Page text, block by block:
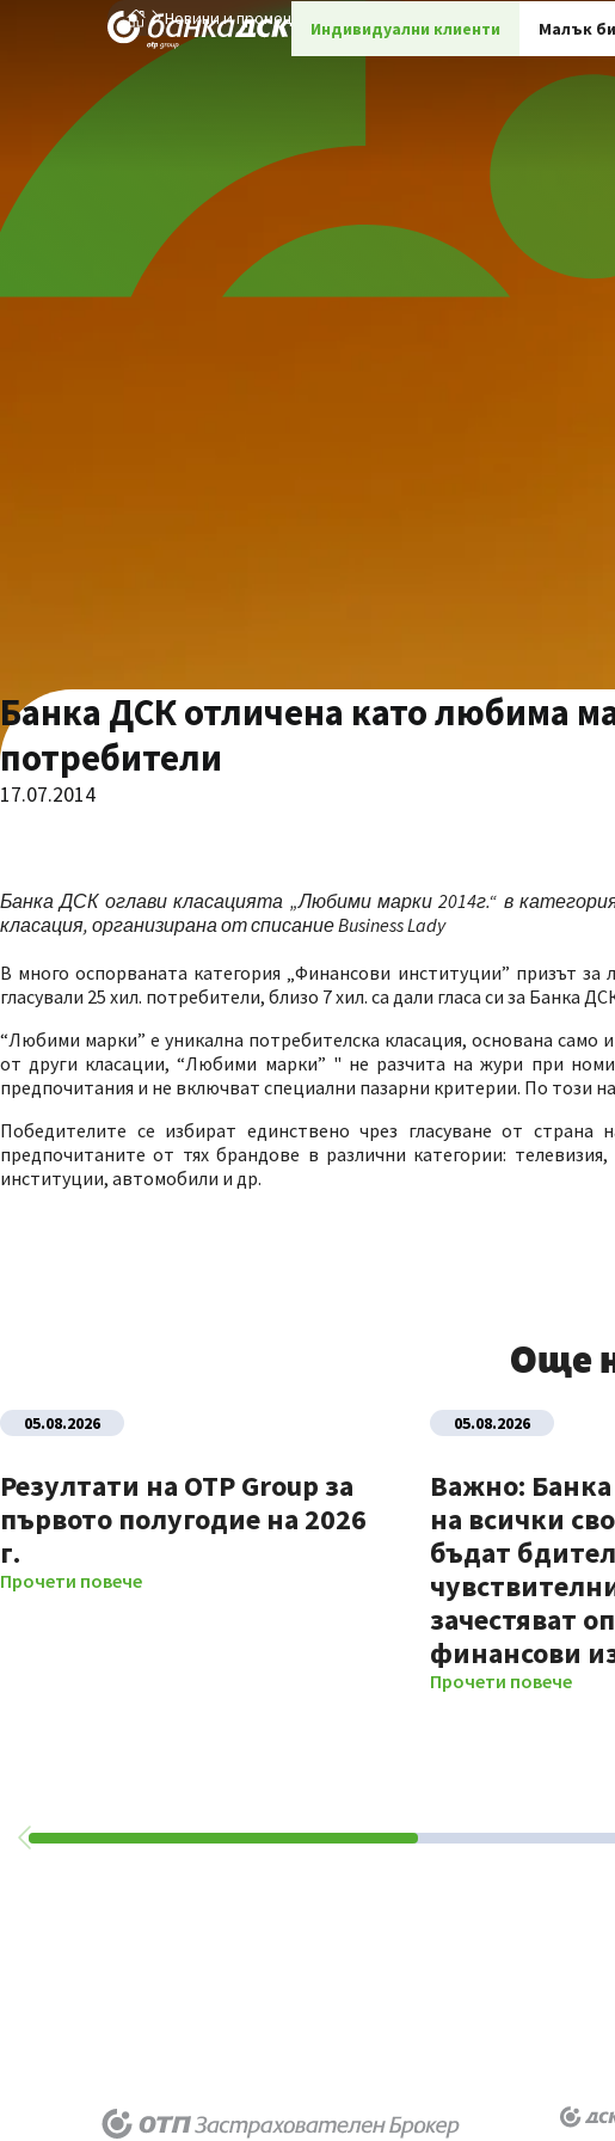
Индивидуални клиенти Малък
Новини и промоции
Банка ДСК отличена като любима
потребители
17.07.2014
Банка ДСК оглави класацията „Любими марки 2014г.“ в
класация, организирана от списание Business Lady
В много оспорваната категория „Финансови институции” призът
гласували 25 хил. потребители, близо 7 хил. са дали гласа си за Банка
“Любими марки” е уникална потребителска класация, основана
от други класации, “Любими марки” " не разчита на жури при
предпочитания и не включват специални пазарни критерии. По този
Победителите се избират единствено чрез гласуване от
предпочитаните от тях брандове в различни категории:
институции, автомобили и др.
Още
05.08.2026
Резултати на OTP Group за
първото полугодие на 2026
г.
Прочети повече
05.08.2026
Важно:
на всички
бъдат
зачестяват
финансови
Прочети повече